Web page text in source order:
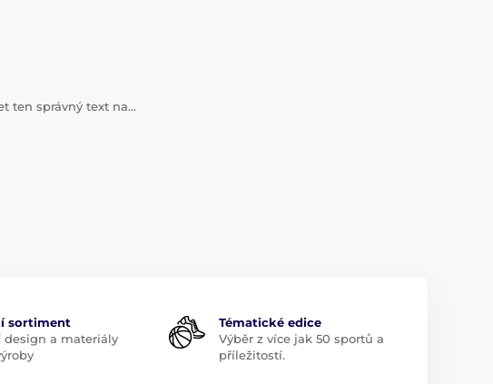
ten správný text na…
sortiment
design a materiály
Tématické edice
Výběr z více jak 50 sportů a
příležitostí.